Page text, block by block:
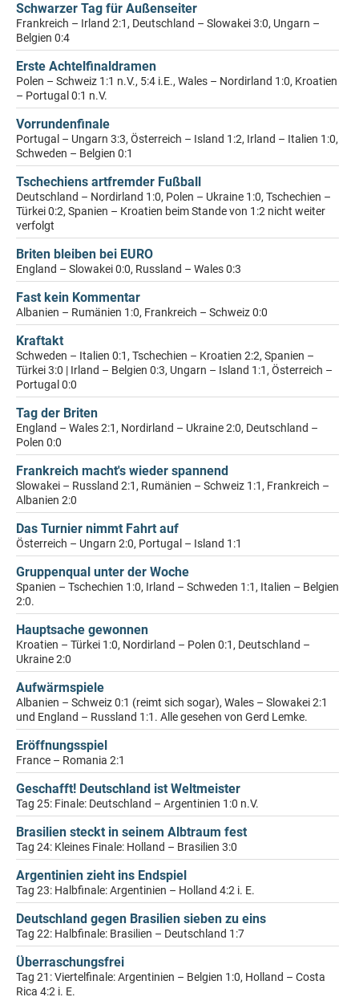
Schwarzer Tag für Außenseiter
Frankreich – Irland 2:1, Deutschland – Slowakei 3:0, Ungarn –
Belgien 0:4
Erste Achtelfinaldramen
Polen – Schweiz 1:1 n.V., 5:4 i.E., Wales – Nordirland 1:0, Kroatien
– Portugal 0:1 n.V.
Vorrundenfinale
Portugal – Ungarn 3:3, Österreich – Island 1:2, Irland – Italien 1:0,
Schweden – Belgien 0:1
Tschechiens artfremder Fußball
Deutschland – Nordirland 1:0, Polen – Ukraine 1:0, Tschechien –
Türkei 0:2, Spanien – Kroatien beim Stande von 1:2 nicht weiter
verfolgt
Briten bleiben bei EURO
England – Slowakei 0:0, Russland – Wales 0:3
Fast kein Kommentar
Albanien – Rumänien 1:0, Frankreich – Schweiz 0:0
Kraftakt
Schweden – Italien 0:1, Tschechien – Kroatien 2:2, Spanien –
Türkei 3:0 | Irland – Belgien 0:3, Ungarn – Island 1:1, Österreich –
Portugal 0:0
Tag der Briten
England – Wales 2:1, Nordirland – Ukraine 2:0, Deutschland –
Polen 0:0
Frankreich macht's wieder spannend
Slowakei – Russland 2:1, Rumänien – Schweiz 1:1, Frankreich –
Albanien 2:0
Das Turnier nimmt Fahrt auf
Österreich – Ungarn 2:0, Portugal – Island 1:1
Gruppenqual unter der Woche
Spanien – Tschechien 1:0, Irland – Schweden 1:1, Italien – Belgien
2:0.
Hauptsache gewonnen
Kroatien – Türkei 1:0, Nordirland – Polen 0:1, Deutschland –
Ukraine 2:0
Aufwärmspiele
Albanien – Schweiz 0:1 (reimt sich sogar), Wales – Slowakei 2:1
und England – Russland 1:1. Alle gesehen von Gerd Lemke.
Eröffnungsspiel
France – Romania 2:1
Geschafft! Deutschland ist Weltmeister
Tag 25: Finale: Deutschland – Argentinien 1:0 n.V.
Brasilien steckt in seinem Albtraum fest
Tag 24: Kleines Finale: Holland – Brasilien 3:0
Argentinien zieht ins Endspiel
Tag 23: Halbfinale: Argentinien – Holland 4:2 i. E.
Deutschland gegen Brasilien sieben zu eins
Tag 22: Halbfinale: Brasilien – Deutschland 1:7
Überraschungsfrei
Tag 21: Viertelfinale: Argentinien – Belgien 1:0, Holland – Costa
Rica 4:2 i. E.